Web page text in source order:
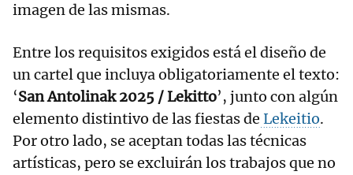
imagen de las mismas.
Entre los requisitos exigidos está el diseño de
un cartel que incluya obligatoriamente el texto:
‘San Antolinak 2025 / Lekitto’, junto con algún
elemento distintivo de las fiestas de Lekeitio.
Por otro lado, se aceptan todas las técnicas
artísticas, pero se excluirán los trabajos que no